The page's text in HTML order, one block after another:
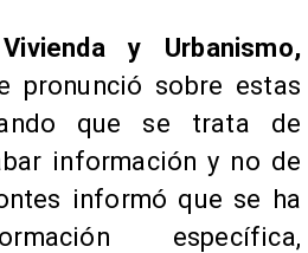
Vivienda y Urbanismo,
pronunció sobre estas
que se trata de
información y no de
informó que se ha
específica,